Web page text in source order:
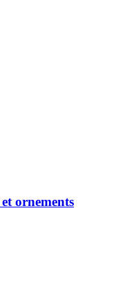
ornements